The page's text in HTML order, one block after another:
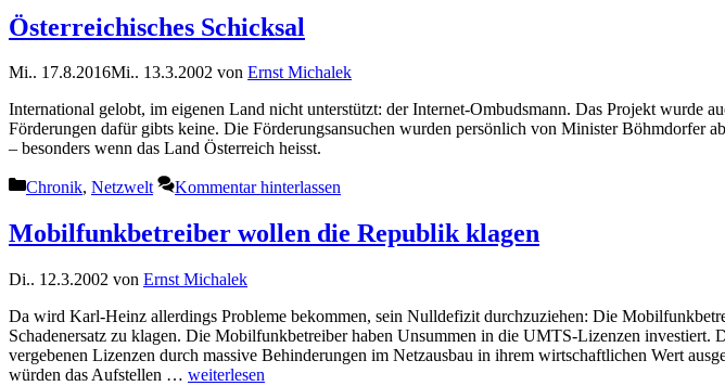
Österreichisches Schicksal
Mi.. 17.8.2016Mi.. 13.3.2002 von Ernst Michalek
International gelobt, im eigenen Land nicht unterstützt: der Internet-Ombudsmann. Das Projekt wurde
Förderungen dafür gibts keine. Die Förderungsansuchen wurden persönlich von Minister Böhmdorfer
– besonders wenn das Land Österreich heisst.
Kategorien
Chronik, Netzwelt Kommentar hinterlassen
Mobilfunkbetreiber wollen die Republik klagen
Di.. 12.3.2002 von Ernst Michalek
Da wird Karl-Heinz allerdings Probleme bekommen, sein Nulldefizit durchzuziehen: Die
Schadenersatz zu klagen. Die Mobilfunkbetreiber haben Unsummen in die UMTS-Lizenzen investiert.
vergebenen Lizenzen durch massive Behinderungen im Netzausbau in ihrem wirtschaftlichen Wert
würden das Aufstellen … weiterlesen